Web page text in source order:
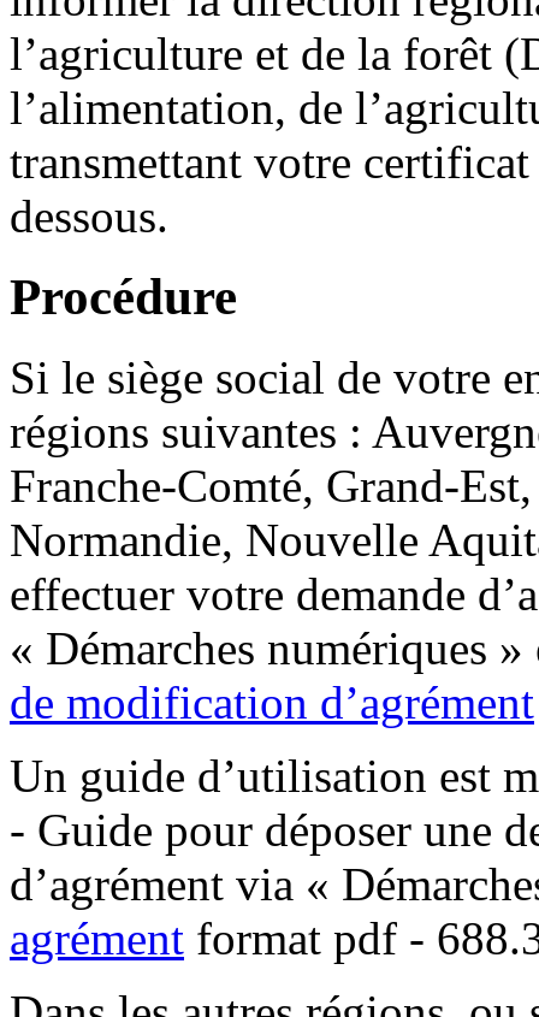
l’agriculture et de la forêt
l’alimentation, de
transmettant votre
dessous.
Procédure
Si le siège social de votre
régions suivantes :
Franche-Comté, Grand-
Normandie, Nouvelle
effectuer votre demande
« Démarches numériques
de modification d’agrément
Un guide d’utilisation est
- Guide pour déposer une
d’agrément via «
agrément format pdf -